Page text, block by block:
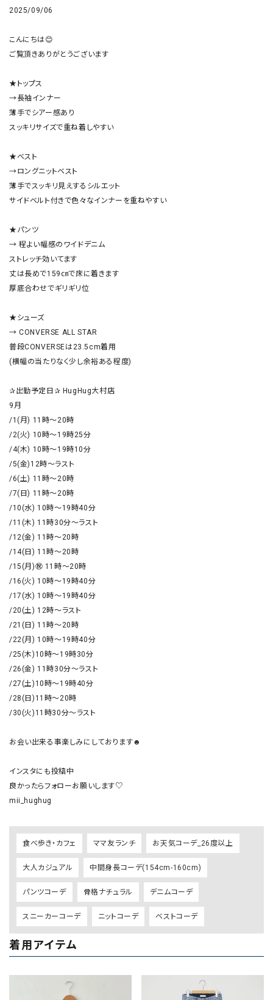
2025/09/06
こんにちは😊
ご覧頂きありがとうございます
★トップス
→長袖インナー
薄手でシアー感あり
スッキリサイズで重ね着しやすい
★ベスト
→ロングニットベスト
薄手でスッキリ見えするシルエット
サイドベルト付きで色々なインナーを重ねやすい
★パンツ
→ 程よい幅感のワイドデニム
ストレッチ効いてます
丈は長めで159㎝で床に着きます
厚底合わせでギリギリ位
★シューズ
→ CONVERSE ALL STAR
普段CONVERSEは23.5cm着用
(横幅の当たりなく少し余裕ある程度)
✰出勤予定日✰ HugHug大村店
9月
/1(月) 11時～20時
/2(火) 10時～19時25分
/4(木) 10時～19時10分
/5(金)12時～ラスト
/6(土) 11時～20時
/7(日) 11時～20時
/10(水) 10時～19時40分
/11(木) 11時30分～ラスト
/12(金) 11時～20時
/14(日) 11時～20時
/15(月)㊗️ 11時～20時
/16(火) 10時～19時40分
/17(水) 10時～19時40分
/20(土) 12時～ラスト
/21(日) 11時～20時
/22(月) 10時～19時40分
/25(木)10時～19時30分
/26(金) 11時30分～ラスト
/27(土)10時～19時40分
/28(日)11時～20時
/30(火)11時30分～ラスト
お会い出来る事楽しみにしております☻
インスタにも投稿中
良かったらフォローお願いします♡
mii_hughug
食べ歩き・カフェ ママ友ランチ お天気コーデ_26度以上
大人カジュアル 中間身長コーデ(154cm-160cm)
パンツコーデ 骨格ナチュラル デニムコーデ
スニーカーコーデ ニットコーデ ベストコーデ
着用アイテム